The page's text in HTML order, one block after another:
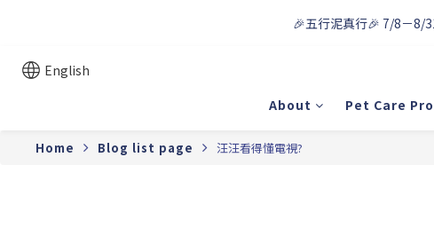
🎉五行泥真行🎉 7/8－8/
English
About
Pet Care
Home Blog list page 汪汪看得懂電視?